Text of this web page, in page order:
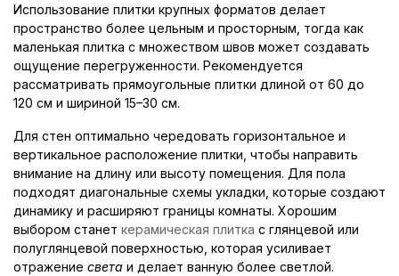
Использование плитки крупных форматов делает
пространство более цельным и просторным, тогда как
маленькая плитка с множеством швов может создавать
ощущение перегруженности. Рекомендуется
рассматривать прямоугольные плитки длиной от 60 до
120 см и шириной 15–30 см.
Для стен оптимально чередовать горизонтальное и
вертикальное расположение плитки, чтобы направить
внимание на длину или высоту помещения. Для пола
подходят диагональные схемы укладки, которые создают
динамику и расширяют границы комнаты. Хорошим
выбором станет керамическая плитка с глянцевой или
полуглянцевой поверхностью, которая усиливает
отражение света и делает ванную более светлой.